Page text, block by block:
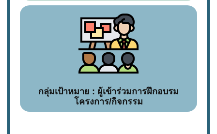
กลุ่มเป้าหมาย : ผู้เข้าร่วมการฝึกอบรม
โครงการ/กิจกรรม